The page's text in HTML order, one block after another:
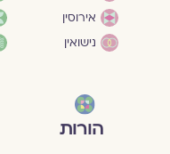
אירוסין
נישואין
הורות